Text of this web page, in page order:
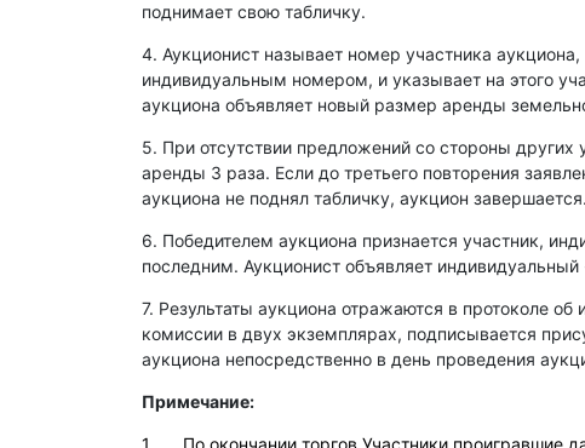
поднимает свою табличку.
4. Аукционист называет номер участника
индивидуальным номером, и указывает на этого
аукциона объявляет новый размер аренды
5. При отсутствии предложений со стороны
аренды 3 раза. Если до третьего повторения
аукциона не поднял табличку, аукцион завершается.
6. Победителем аукциона признается участник,
последним. Аукционист объявляет
7. Результаты аукциона отражаются в протоколе
комиссии в двух экземплярах, подписывается
аукциона непосредственно в день проведения
Примечание:
1. По окончании торгов Участники проигравшие